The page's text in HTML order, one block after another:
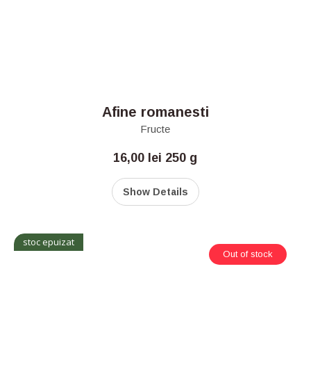
Afine romanesti
Fructe
16,00 lei 250 g
Show Details
stoc epuizat
Out of stock